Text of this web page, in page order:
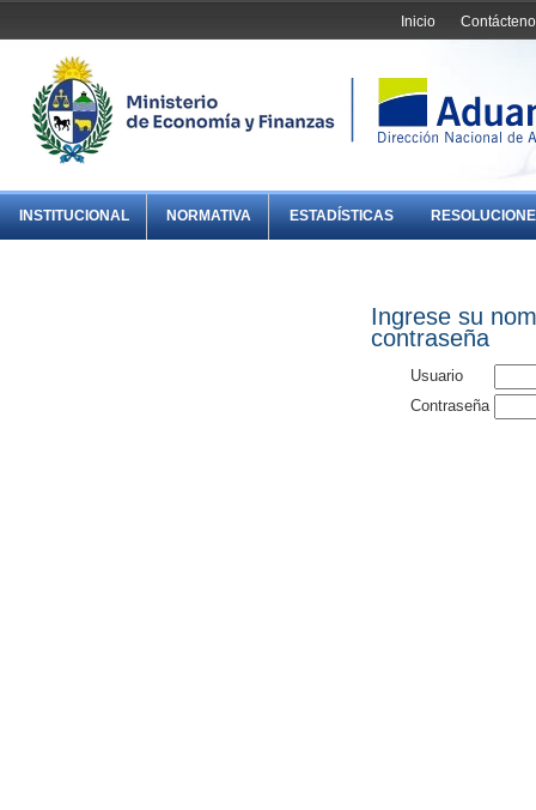
Inicio
INSTITUCIONAL NORMATIVA ESTADÍSTICAS
Ingrese su
contraseña
Usuario
Contraseña